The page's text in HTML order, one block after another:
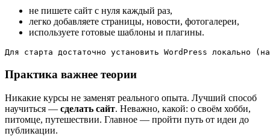
не пишете сайт с нуля каждый раз,
легко добавляете страницы, новости, фотогалереи,
используете готовые шаблоны и плагины.
Для старта достаточно установить WordPress локально
Практика важнее теории
Никакие курсы не заменят реального опыта. Лучший способ
научиться — сделать сайт. Неважно, какой: о своём хобби,
питомце, путешествии. Главное — пройти путь от идеи до
публикации.